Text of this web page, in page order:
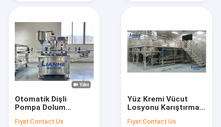
Otomatik Dişli
Pompa Dolum
Kavanozu Yüksek
Fiyat:Contact Us
Yüz Kremi Vücut
Losyonu Karıştırma
Deterjan Şampuan
Fiyat:Contact Us